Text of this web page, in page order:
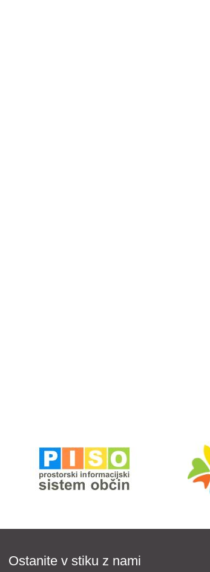
Ostanite v stiku z nami